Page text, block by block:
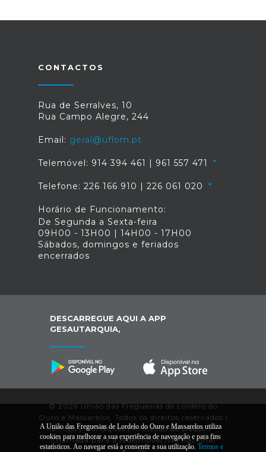
CONTACTOS
Rua de Serralves, 10
Rua Campo Alegre, 244
Email: geral@uflom.pt
Telemóvel: 914 394 461 | 961 557 471
Telefone: 226 166 910 | 226 061 020
Horário de Funcionamento:
De Segunda a Sexta-feira
09H00 - 13H00 | 14H00 - 17H00
Sábados, domingos e feriados
encerrados
DESCARREGUE AQUI A APP
GESAUTARQUIA,
© 2026 União das Freguesias de Lordelo do
Ouro e Massarelos. Todos os direitos reservados |
Termos e Condições|Proteção de Dados|*
Chamada para a rede/móvel fixa nacional
A União das Freguesias de Lordelo do Ouro e Massarelos utiliza
cookies para melhorar a sua experiência de navegação e para fins
estatísticos. Ao navegar está a consentir a sua utilização. Termos e